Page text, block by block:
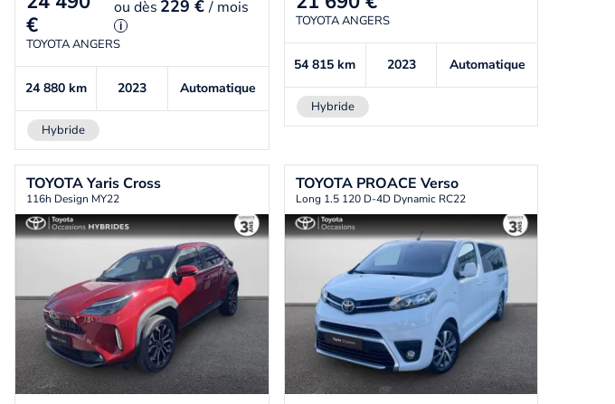
€
oudès 229 €/ mois
i
TOYOTA ANGERS
24 880 km 2023 Automatique
Hybride
TOYOTA ANGERS
54 815km 2023 Automatique
Hybride
TOYOTAYaris Cross
116h Design MY22
TOYOTA PROACE Verso
Long 1.5 120 D-4D Dynamic RC22